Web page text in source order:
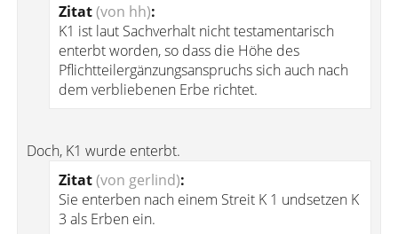
Zitat(von hh):
K1 ist laut Sachverhalt nicht testamentarisch
enterbt worden, so dass die Höhe des
Pflichtteilergänzungsanspruchs sich auch nach
dem verbliebenen Erbe richtet.
Doch, K1 wurde enterbt.
Zitat(von gerlind):
Sie enterben nach einem Streit K 1 undsetzen K
3 als Erben ein.